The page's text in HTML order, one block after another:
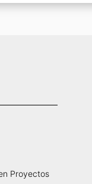
Proyectos